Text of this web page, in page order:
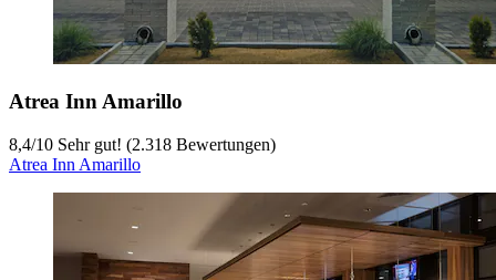
Atrea Inn Amarillo
8,4/10 Sehr gut! (2.318 Bewertungen)
Atrea Inn Amarillo